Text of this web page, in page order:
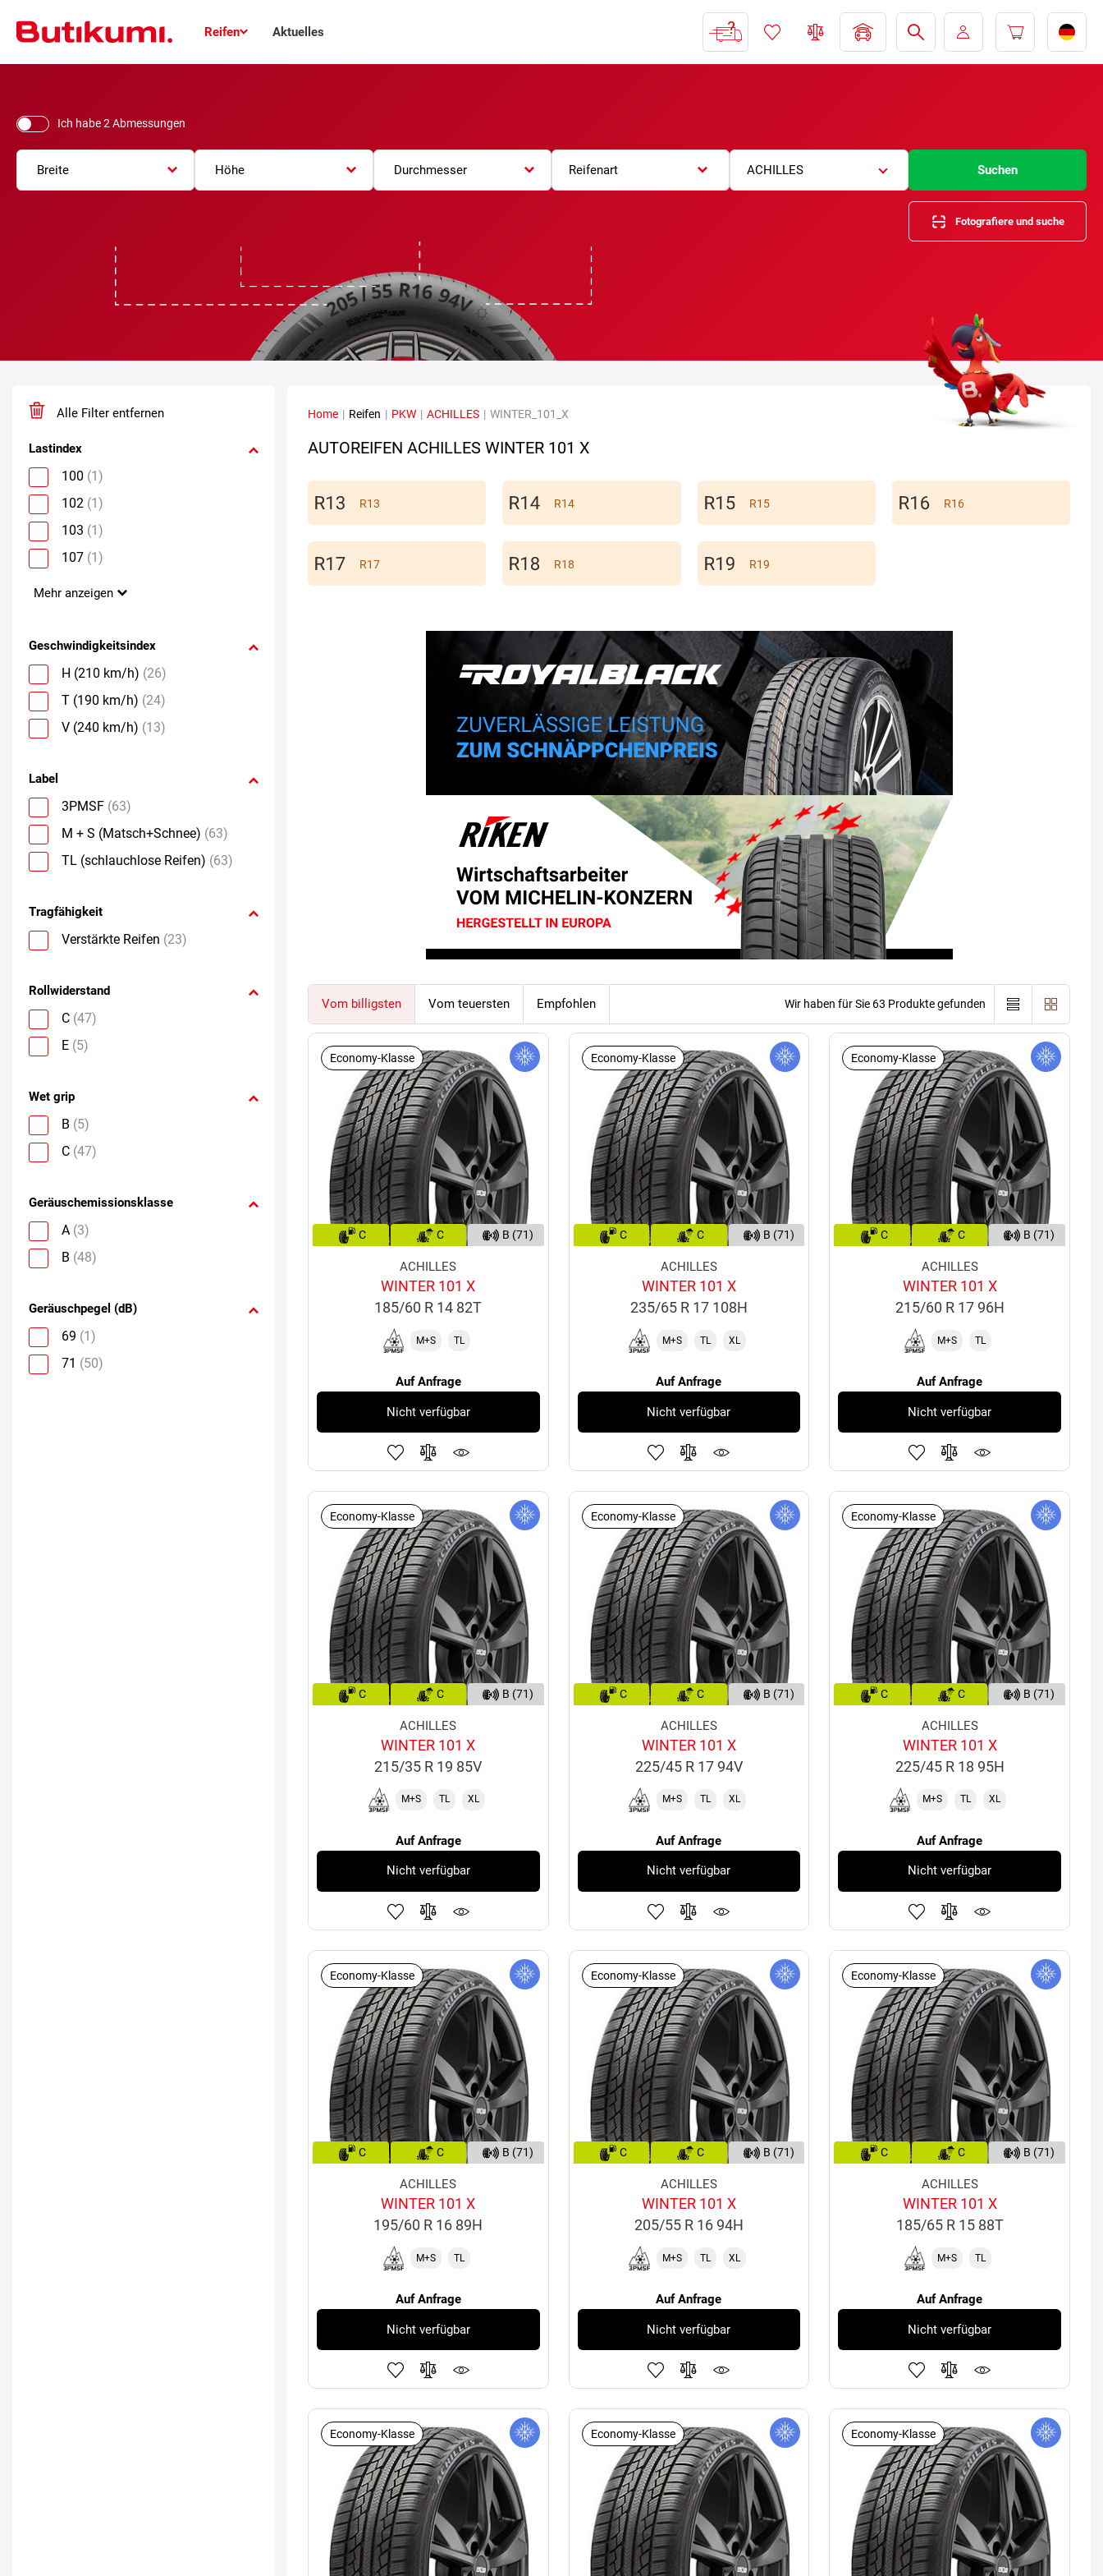
Reifen Aktuelles
Ich habe 2 Abmessungen
Breite Höhe Durchmesser Reifenart ACHILLES Suchen
Fotografiere und suche
Alle Filter entfernen
Lastindex
100 (1)
102 (1)
103 (1)
107 (1)
Mehr anzeigen
Geschwindigkeitsindex
H (210 km/h) (26)
T (190 km/h) (24)
V (240 km/h) (13)
Label
3PMSF (63)
M + S (Matsch+Schnee) (63)
TL (schlauchlose Reifen) (63)
Tragfähigkeit
Verstärkte Reifen (23)
Rollwiderstand
C (47)
E (5)
Wet grip
B (5)
C (47)
Geräuschemissionsklasse
A (3)
B (48)
Geräuschpegel (dB)
69 (1)
71 (50)
Home | Reifen | PKW | ACHILLES | WINTER_101_X
AUTOREIFEN ACHILLES WINTER 101 X
R13 R14 R15 R16
R17 R18 R19
Vom billigsten Vom teuersten Empfohlen Wir haben für Sie 63 Produkte gefunden
Economy-Klasse
C C B (71)
ACHILLES
WINTER 101 X
185/60 R 14 82T
M+S TL
Auf Anfrage
Nicht verfügbar
Economy-Klasse
C C B (71)
ACHILLES
WINTER 101 X
235/65 R 17 108H
M+S TL XL
Auf Anfrage
Nicht verfügbar
Economy-Klasse
C C B (71)
ACHILLES
WINTER 101 X
215/60 R 17 96H
M+S TL
Auf Anfrage
Nicht verfügbar
Economy-Klasse
C C B (71)
ACHILLES
WINTER 101 X
215/35 R 19 85V
M+S TL XL
Auf Anfrage
Nicht verfügbar
Economy-Klasse
C C B (71)
ACHILLES
WINTER 101 X
225/45 R 17 94V
M+S TL XL
Auf Anfrage
Nicht verfügbar
Economy-Klasse
C C B (71)
ACHILLES
WINTER 101 X
225/45 R 18 95H
M+S TL XL
Auf Anfrage
Nicht verfügbar
Economy-Klasse
C C B (71)
ACHILLES
WINTER 101 X
195/60 R 16 89H
M+S TL
Auf Anfrage
Nicht verfügbar
Economy-Klasse
C C B (71)
ACHILLES
WINTER 101 X
205/55 R 16 94H
M+S TL XL
Auf Anfrage
Nicht verfügbar
Economy-Klasse
C C B (71)
ACHILLES
WINTER 101 X
185/65 R 15 88T
M+S TL
Auf Anfrage
Nicht verfügbar
Economy-Klasse Economy-Klasse Economy-Klasse